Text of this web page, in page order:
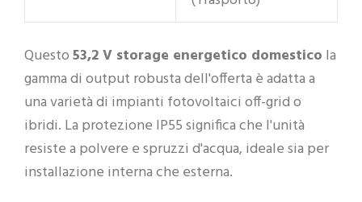
Questo53,2 V storage energetico domestico la
gamma di output robusta dell'offerta è adatta a
una varietà di impianti fotovoltaici off-grid o
ibridi. La protezione IP55 significa che l'unità
resiste a polvere e spruzzi d'acqua, ideale sia per
installazione interna che esterna.